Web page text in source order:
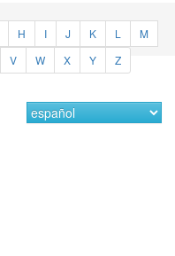
H I J K L
M
V W X Y Z